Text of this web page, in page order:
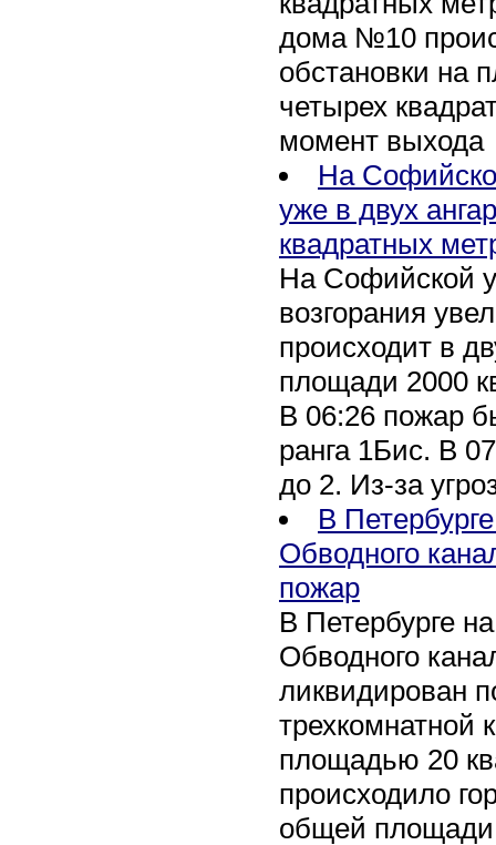
дома №10
обстановки на
четырех
момент выхода
На
уже в двух
квадратных
На Софийской
возгорания
происходит в
площади 2000
В 06:26 пожар
ранга 1Бис. В
до 2. Из-за
В
Обводного
пожар
В Петербурге
Обводного
ликвидирован
трехкомнатной
площадью 20
происходило
общей площади